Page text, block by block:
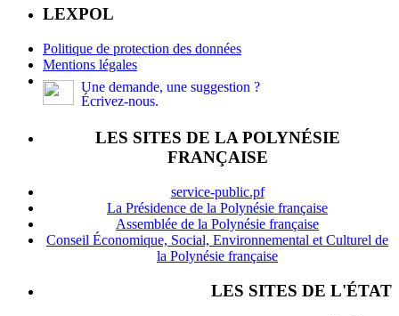
LEXPOL
Politique de protection des données
Mentions légales
Une demande, une suggestion ?
Écrivez-nous.
LES SITES DE LA POLYNÉSIE
FRANÇAISE
service-public.pf
La Présidence de la Polynésie française
Assemblée de la Polynésie française
Conseil Économique, Social, Environnemental et Culturel de
la Polynésie française
LES SITES DE L'ÉTAT